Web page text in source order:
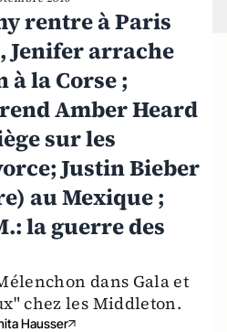
rentre à Paris
Jenifer arrache
à la Corse ;
Amber Heard
sur les
Justin Bieber
au Mexique ;
la guerre des
dans Gala et
chez les Middleton.
Hausser